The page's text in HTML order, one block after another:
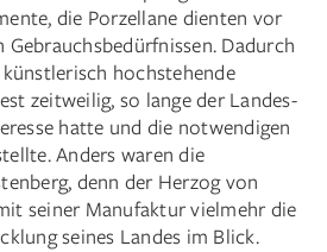
die Porzellane dienten vor
Dadurch
hochstehende
zeitweilig, so lange der Landes­
hatte und die notwendigen
Anders waren die
denn der Herzog von
seiner Manufaktur vielmehr die
seines Landes im Blick.